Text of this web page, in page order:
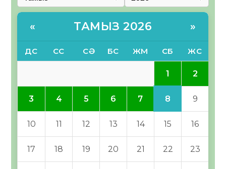
« ТАМЫЗ 2026 »
ДС СС СӘ БС ЖМ СБ ЖС
1 2
3 4 5 6 7 8 9
10 11 12 13 14 15 16
17 18 19 20 21 22 23